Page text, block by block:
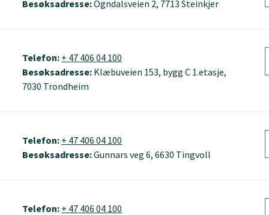
Besøksadresse:Ogndalsveien 2, 7713 Steinkjer
Telefon: + 47 406 04 100
Besøksadresse: Klæbuveien 153, bygg C 1.etasje,
7030 Trondheim
Telefon: + 47 406 04 100
Besøksadresse:Gunnars veg 6, 6630 Tingvoll
Telefon: + 47 406 04 100